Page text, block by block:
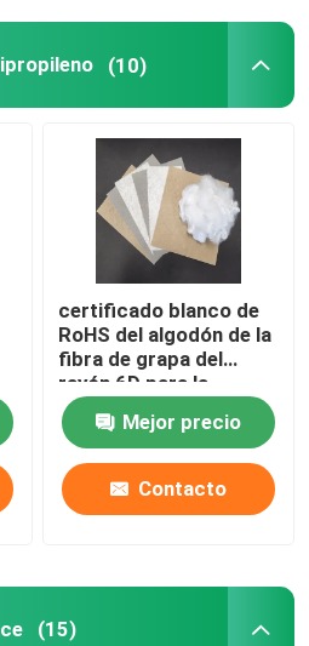
(10)
certificado blanco de
RoHS del algodón de la
fibra de grapa del
rayón 6D para la
alfombra
Mejor precio
Contacto
(15)